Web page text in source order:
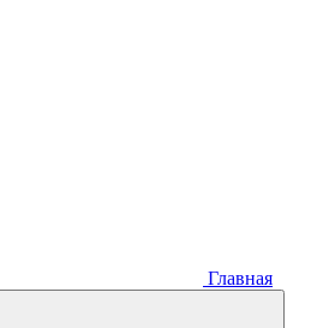
Главная